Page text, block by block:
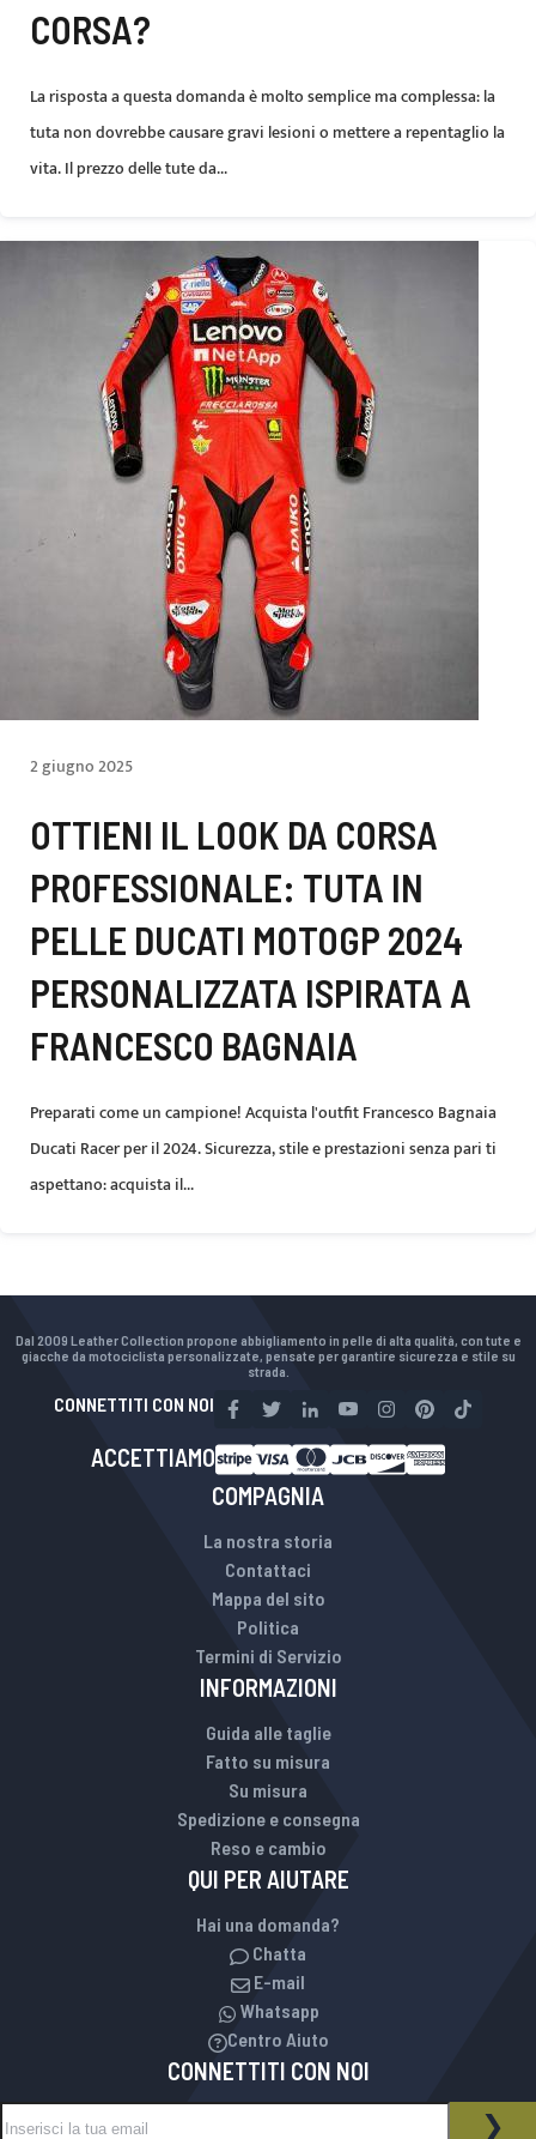
CORSA?
La risposta a questa domanda è molto semplice ma complessa: la
tuta non dovrebbe causare gravi lesioni o mettere a repentaglio la
vita. Il prezzo delle tute da...
2 giugno 2025
OTTIENI IL LOOK DA CORSA
PROFESSIONALE: TUTA IN
PELLE DUCATI MOTOGP 2024
PERSONALIZZATA ISPIRATA A
FRANCESCO BAGNAIA
Preparati come un campione! Acquista l'outfit Francesco Bagnaia
Ducati Racer per il 2024. Sicurezza, stile e prestazioni senza pari ti
aspettano: acquista il...
Dal 2009 Leather Collection propone abbigliamento in pelle di alta qualità, con tute e
giacche da motociclista personalizzate, pensate per garantire sicurezza e stile su
strada.
CONNETTITI CON NOI
ACCETTIAMO
COMPAGNIA
La nostra storia
Contattaci
Mappa del sito
Politica
Termini di Servizio
INFORMAZIONI
Guida alle taglie
Fatto su misura
Su misura
Spedizione e consegna
Reso e cambio
QUI PER AIUTARE
Hai una domanda?
Chatta
E-mail
Whatsapp
Centro Aiuto
CONNETTITI CON NOI
NEWSLETTER